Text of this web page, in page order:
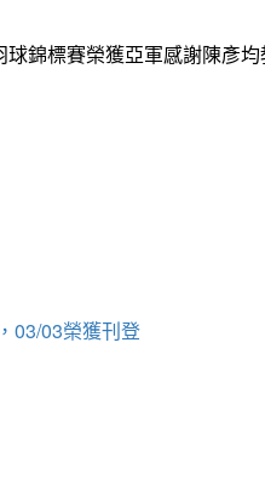
錦標賽榮獲亞軍感謝陳彥
03/03榮獲刊登